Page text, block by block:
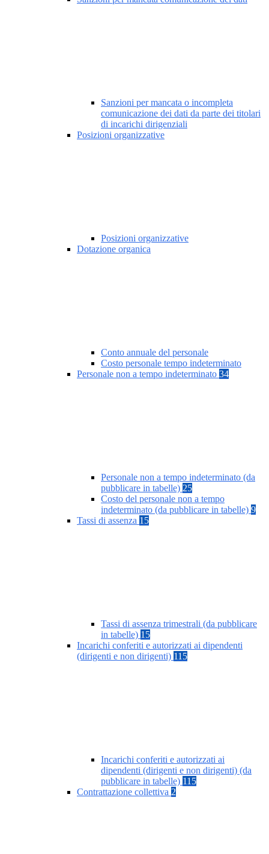
Sanzioni per mancata o incompleta
comunicazione dei dati da parte dei titolari
di incarichi dirigenziali
Posizioni organizzative
Posizioni organizzative
Dotazione organica
Conto annuale del personale
Costo personale tempo indeterminato
Personale non a tempo indeterminato 34
Personale non a tempo indeterminato (da
pubblicare in tabelle) 25
Costo del personale non a tempo
indeterminato (da pubblicare in tabelle) 9
Tassi di assenza 15
Tassi di assenza trimestrali (da pubblicare
in tabelle) 15
Incarichi conferiti e autorizzati ai dipendenti
(dirigenti e non dirigenti) 115
Incarichi conferiti e autorizzati ai
dipendenti (dirigenti e non dirigenti) (da
pubblicare in tabelle) 115
Contrattazione collettiva 2